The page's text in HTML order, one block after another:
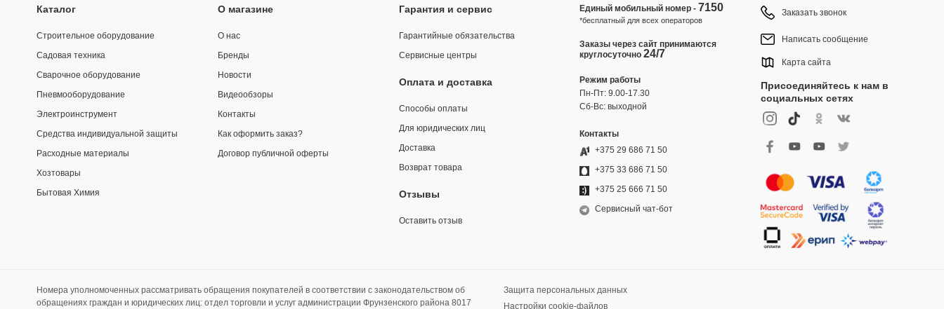
Каталог
Строительное оборудование
Садовая техника
Сварочное оборудование
Пневмооборудование
Электроинструмент
Средства индивидуальной защиты
Расходные материалы
Хозтовары
Бытовая Химия
О магазине
О нас
Бренды
Новости
Видеообзоры
Контакты
Как оформить заказ?
Договор публичной оферты
Гарантия и сервис
Гарантийные обязательства
Сервисные центры
Оплата и доставка
Способы оплаты
Для юридических лиц
Доставка
Возврат товара
Отзывы
Оставить отзыв
Единый мобильный номер - 7150
*бесплатный для всех операторов
Заказы через сайт принимаются
круглосуточно24/7
Режим работы
Пн-Пт: 9.00-17.30
Сб-Вс: выходной
Контакты
+375 29 686 71 50
+375 33 686 71 50
+375 25 666 71 50
Сервисный чат-бот
Заказать звонок
Написать сообщение
Карта сайта
Присоединяйтесь к нам в
социальных сетях
Номера уполномоченных рассматривать обращения покупателей в соответствии с законодательством об
обращениях граждан и юридических лиц: отдел торговли и услуг администрации Фрунзенского района 8017
Защита персональных данных
Настройки cookie-файлов